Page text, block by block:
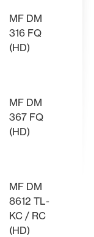
MF DM
316 FQ
(HD)
MF DM
367 FQ
(HD)
MF DM
8612 TL-
KC / RC
(HD)